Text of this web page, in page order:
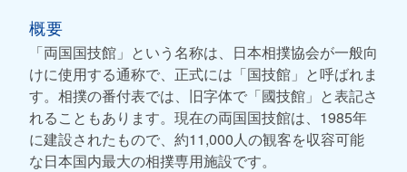
概要
「両国国技館」という名称は、日本相撲協会が一般向
けに使用する通称で、正式には「国技館」と呼ばれま
す。相撲の番付表では、旧字体で「國技館」と表記さ
れることもあります。現在の両国国技館は、1985年
に建設されたもので、約11,000人の観客を収容可能
な日本国内最大の相撲専用施設です。